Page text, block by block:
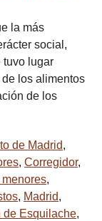
la más
social,
tuvo lugar
los alimentos
de los
de Madrid,
, Corregidor,
,
, Madrid,
de Esquilache,